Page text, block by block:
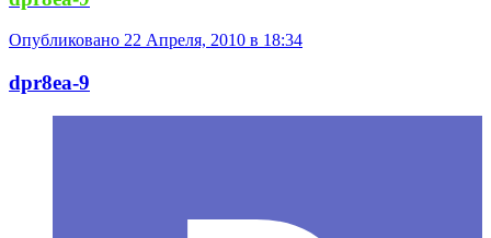
Опубликовано 22 Апреля, 2010 в 18:34
dpr8ea-9